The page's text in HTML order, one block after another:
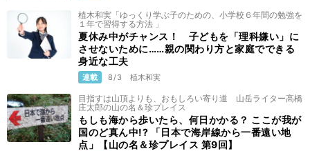
植木和実「ゆっくり学ぶ子のための、小学校６年間の勉強を
１年で習得する方法 」
夏休み中がチャンス！ 子どもを「理科嫌い」に
させないために……親の関わり方と家庭でできる
身近な工夫
連載 8/3 植木和実
目指すは山頂よりも、おもしろい寄り道 山岳ライター高橋
庄太郎の山の名＆珍プレイス
もしも海から歩いたら、何日かかる？ ここが我が
国のど真ん中!? 「日本で海岸線から一番遠い地
点」【山の名＆珍プレイス 第9回】